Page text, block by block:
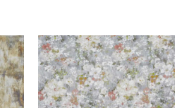
DODAJ
NA
LISTU
ŽELJA
NA
LISTU
ŽELJA